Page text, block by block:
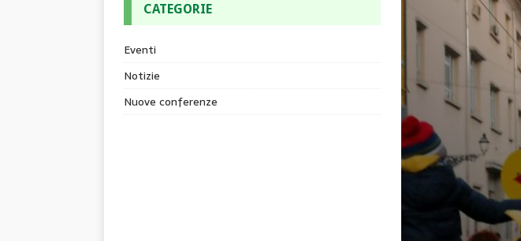
CATEGORIE
Eventi
Notizie
Nuove conferenze